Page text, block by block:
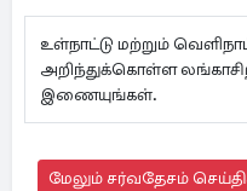
உள்நாட்டு மற்றும்
அறிந்துக்கொள்ள
இணையுங்கள்.
மேலும் சர்வதேசம்